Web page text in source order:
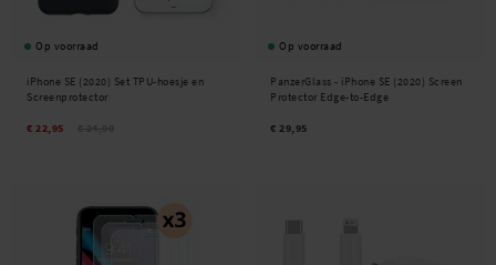
Op voorraad
iPhone SE (2020) Set TPU-hoesje en
Screenprotector
€ 22,95
Op voorraad
PanzerGlass - iPhone SE (2020) Screen
Protector Edge-to-Edge
€ 29,95